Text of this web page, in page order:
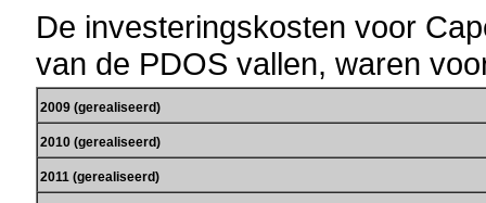
De investeringskosten voor
van de PDOS vallen, waren
2009 (gerealiseerd)
2010 (gerealiseerd)
2011 (gerealiseerd)